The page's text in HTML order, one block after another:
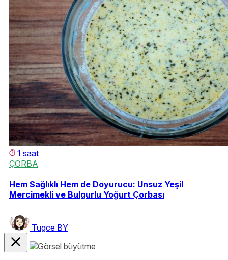
1 saat
ÇORBA
Hem Sağlıklı Hem de Doyurucu: Unsuz Yeşil
Mercimekli ve Bulgurlu Yoğurt Çorbası
Tugce BY